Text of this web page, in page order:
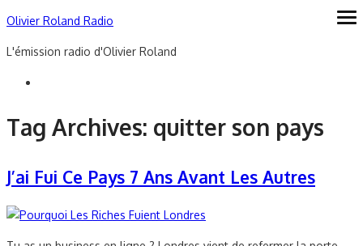
Skip
content
Olivier Roland Radio
L'émission radio d'Olivier Roland
Tag Archives: quitter son pays
J’ai Fui Ce Pays 7 Ans Avant Les Autres